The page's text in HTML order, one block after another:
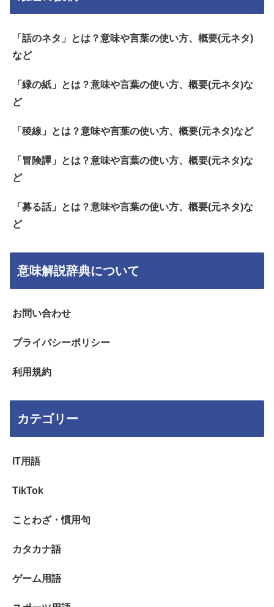
「話のネタ」とは？意味や言葉の使い方、概要(元ネタ)
など
「緑の紙」とは？意味や言葉の使い方、概要(元ネタ)な
ど
「稜線」とは？意味や言葉の使い方、概要(元ネタ)など
「冒険譚」とは？意味や言葉の使い方、概要(元ネタ)な
ど
「募る話」とは？意味や言葉の使い方、概要(元ネタ)な
ど
意味解説辞典について
お問い合わせ
プライバシーポリシー
利用規約
カテゴリー
IT用語
TikTok
ことわざ・慣用句
カタカナ語
ゲーム用語